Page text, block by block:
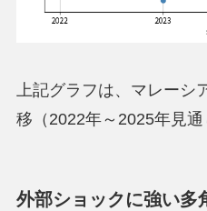
上記グラフは、マレーシ
移（2022年～2025年見通
外部ショックに強い多